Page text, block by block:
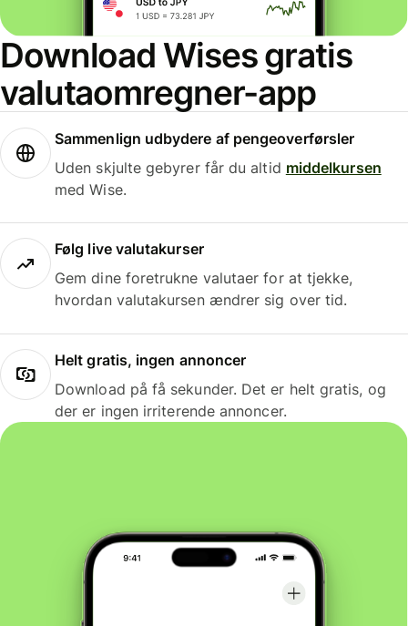
Download Wises gratis
valutaomregner-app
Sammenlign udbydere af pengeoverførsler
Uden skjulte gebyrer får du altid middelkursen
med Wise.
Følg live valutakurser
Gem dine foretrukne valutaer for at tjekke,
hvordan valutakursen ændrer sig over tid.
Helt gratis, ingen annoncer
Download på få sekunder. Det er helt gratis, og
der er ingen irriterende annoncer.